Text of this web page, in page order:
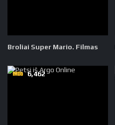
Broliai Super Mario. Filmas
6,462